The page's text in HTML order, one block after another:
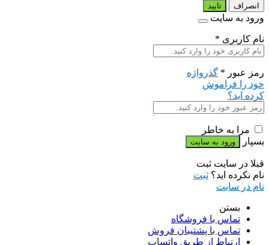
انصراف تایید
ورود به سایت
نام کاربری *
رمز عبور * گذرواژه
خود را فراموش
کرده اید؟
مرا به خاطر
بسپار
قبلا در سایت ثبت
نام نکرده اید؟ ثبت
نام در سایت
بستن
تماس با فروشگاه
تماس با پشتیبان فروش
ارتباط از طریق واتساپ